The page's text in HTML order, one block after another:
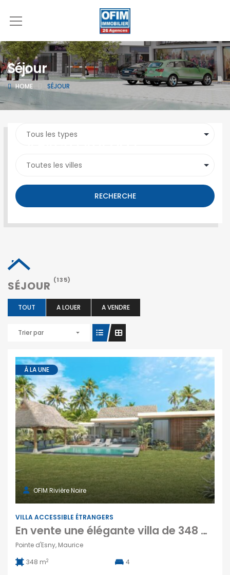
Séjour
HOME SÉJOUR
SEARCH PROPERTY
RECHERCHE
SÉJOUR (135)
TOUT A LOUER A VENDRE
Trier par
À LA UNE
OFIM Rivière Noire
VILLA ACCESSIBLE ÉTRANGERS
En vente une élégante villa de 348 m² édifiée sur un terrain de 1 216 m² à Pointe d’Esny Le Village Maurice
Pointe d'Esny, Maurice
348 m2 4